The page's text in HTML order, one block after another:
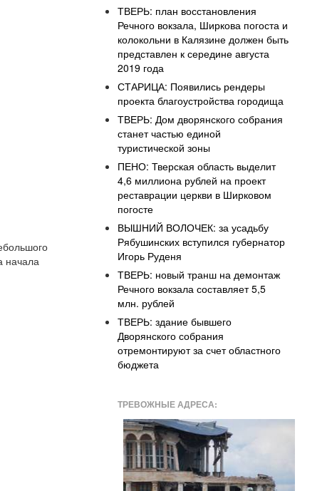
начала
ТВЕРЬ: план восстановления
Речного вокзала, Ширкова погоста и
колокольни в Калязине должен быть
представлен к середине августа
2019 года
СТАРИЦА: Появились рендеры
проекта благоустройства городища
ТВЕРЬ: Дом дворянского собрания
станет частью единой
туристической зоны
ПЕНО: Тверская область выделит
4,6 миллиона рублей на проект
реставрации церкви в Ширковом
погосте
ВЫШНИЙ ВОЛОЧЕК: за усадьбу
Рябушинских вступился губернатор
Игорь Руденя
ТВЕРЬ: новый транш на демонтаж
Речного вокзала составляет 5,5
млн. рублей
ТВЕРЬ: здание бывшего
Дворянского собрания
отремонтируют за счет областного
бюджета
ТРЕВОЖНЫЕ АДРЕСА: